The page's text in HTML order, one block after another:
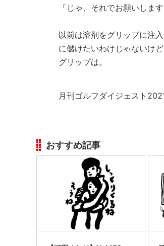
「じゃ、それでお願いします
以前は溶剤をグリップに注
に儲けたいわけじゃないけ
グリップは。
月刊ゴルフダイジェスト
おすすめ記事